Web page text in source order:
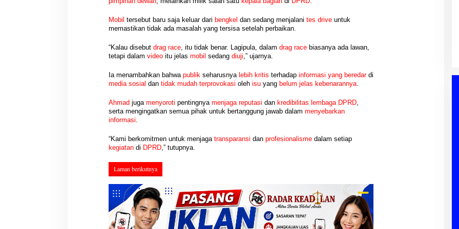
Mobil tersebut baru saja keluar dari bengkel dan sedang menjalani tes driveuntuk
memastikan tidak ada masalah yang tersisa setelah perbaikan.
“Kalau disebut drag race, itu tidak benar. Lagipula, dalam drag racebiasanya ada lawan,
tetapi dalam videoitu jelas mobil sedang diuji,” ujarnya.
Ia menambahkan bahwa publikseharusnya lebih kritis terhadap informasi yang beredardi
media sosial dan tidak mudah terprovokasi oleh isuyang belum jelas kebenarannya.
Ahmad juga menyoroti pentingnya menjaga reputasi dan kredibilitas lembaga DPRD,
serta mengingatkan semua pihak untuk bertanggung jawab dalam menyebarkan
informasi.
“Kami berkomitmen untuk menjaga transparansi dan profesionalismedalam setiap
kegiatandi DPRD,” tutupnya.
Laman berikutnya
Disampaikan ke Paripurna,
Aspirasi Masyarakat Siap Jadi
Di Berita, DPRD, Musi Banyuasin, PEMERINTAHAN,
Keputusan Pusat, Ishak Nasroni
Ditunjuk Pimpin PWI OKU Selatan
Di Berita, OKU Selatan, Palembang, PENDIDIKAN,
Talang Ubi: Aspirasi Peningkatan